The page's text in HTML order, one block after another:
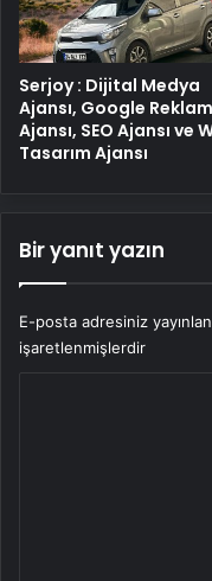
Serjoy : Dijital Medya
Ajansı, Google Reklam
Ajansı, SEO Ajansı ve
Tasarım Ajansı
Bir yanıt yazın
E-posta adresiniz
işaretlenmişlerdir